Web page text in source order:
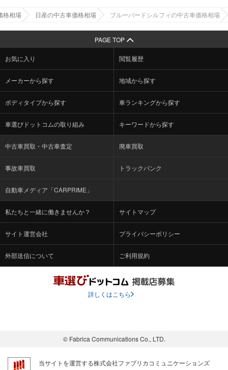
格相場 日産の中古車価格相場 ブルーバードシルフィの中古車価格相場
PAGE TOP
お気に入り 閲覧履歴
メーカーから探す 地域から探す
ボディタイプから探す 車ランキングから探す
車選びドットコムの取り組み キーワードから探す
中古車買取・中古車査定 廃車買取
事故車買取 トラックバンク
自動車メディア「CARPRIME」
私たちと一緒に働きませんか？ サイトマップ
サイト運営会社 プライバシーポリシー
外部送信について ご利用規約
詳しくはこちら
© Fabrica Communications Co., LTD.
当サイトを運営する株式会社ファブリカコミュニケーションズ